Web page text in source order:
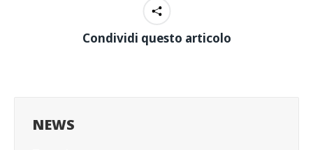
Condividi questo articolo
NEWS